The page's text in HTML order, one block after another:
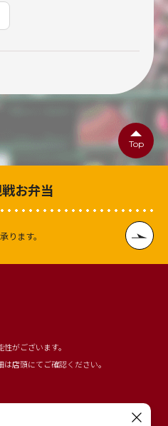
Top
がございます。
店頭にてご確認ください。
お弁当
ります。